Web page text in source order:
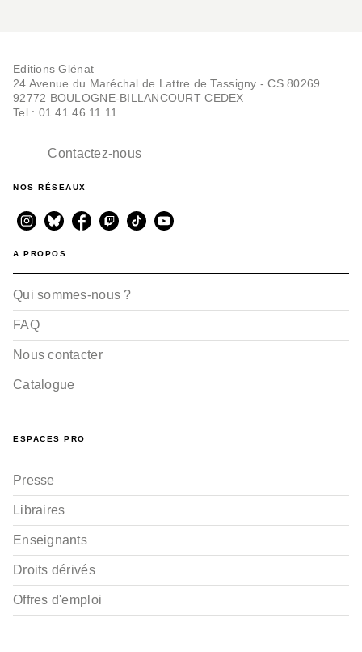
Editions Glénat
24 Avenue du Maréchal de Lattre de Tassigny - CS 80269
92772 BOULOGNE-BILLANCOURT CEDEX
Tel : 01.41.46.11.11
Contactez-nous
NOS RÉSEAUX
A PROPOS
Qui sommes-nous ?
FAQ
Nous contacter
Catalogue
ESPACES PRO
Presse
Libraires
Enseignants
Droits dérivés
Offres d'emploi